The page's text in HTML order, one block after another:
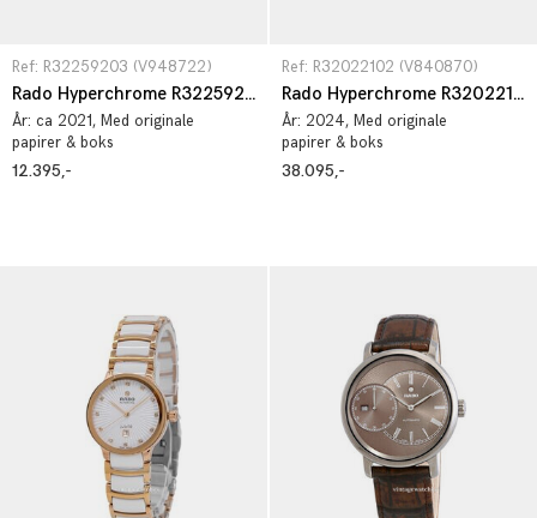
Ref: R32259203 (V948722)
Rado Hyperchrome R32259203
År: ca 2021, Med originale
papirer & boks
12.395,-
Ref: R32022102 (V840870)
Rado Hyperchrome R32022102
År: 2024, Med originale
papirer & boks
38.095,-